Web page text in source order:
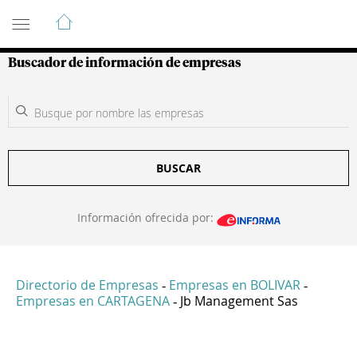
Guía de Empresas Colombianas
Buscador de información de empresas
BUSCAR
Información ofrecida por:
Directorio de Empresas - Empresas en BOLIVAR -
Empresas en CARTAGENA - Jb Management Sas